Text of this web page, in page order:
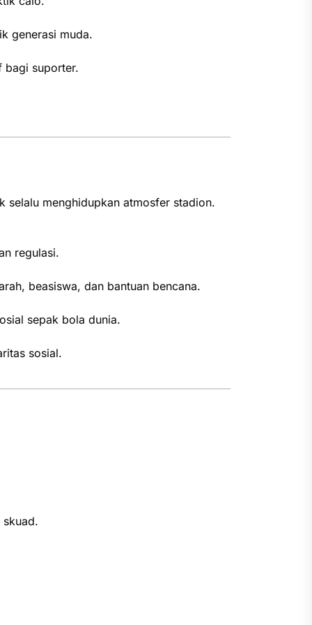
generasi muda.
bagi suporter.
selalu menghidupkan atmosfer stadion.
regulasi.
beasiswa, dan bantuan bencana.
sepak bola dunia.
sosial.